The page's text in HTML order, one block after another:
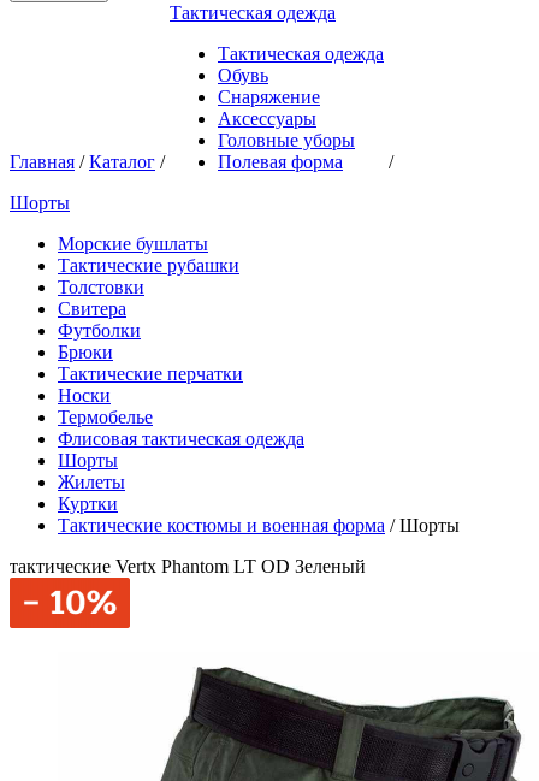
Главная /Каталог /
Тактическая одежда
Тактическая одежда
Обувь
Снаряжение
Аксессуары
Головные уборы
Полевая форма
/
Шорты
Морские бушлаты
Тактические рубашки
Толстовки
Свитера
Футболки
Брюки
Тактические перчатки
Носки
Термобелье
Флисовая тактическая одежда
Шорты
Жилеты
Куртки
Тактические костюмы и военная форма /Шорты
тактические Vertx Phantom LT OD Зеленый